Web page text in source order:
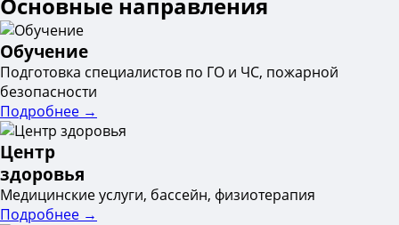
Обучение
Подготовка специалистов по ГО и ЧС, пожарной
безопасности
Подробнее →
Центр
здоровья
Медицинские услуги, бассейн, физиотерапия
Подробнее →